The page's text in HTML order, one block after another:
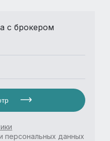
с брокером
персональных данных